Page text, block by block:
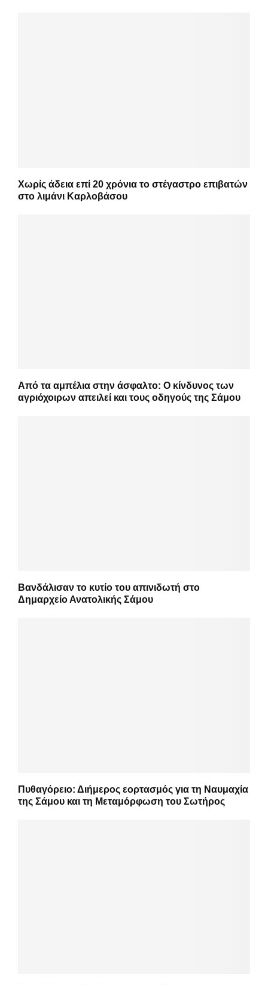
Χωρίς άδεια επί 20 χρόνια το στέγαστρο επιβατών
στο λιμάνι Καρλοβάσου
Από τα αμπέλια στην άσφαλτο: Ο κίνδυνος των
αγριόχοιρων απειλεί και τους οδηγούς της Σάμου
Βανδάλισαν το κυτίο του απινιδωτή στο
Δημαρχείο Ανατολικής Σάμου
Πυθαγόρειο: Διήμερος εορτασμός για τη Ναυμαχία
της Σάμου και τη Μεταμόρφωση του Σωτήρος